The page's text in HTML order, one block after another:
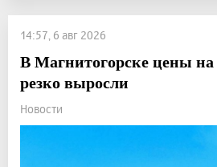
14:57, 6 авг 2026
В Магнитогорске цены
резко выросли
Новости